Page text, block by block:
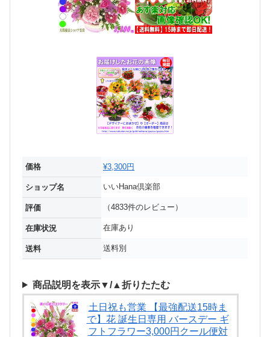
価格 ¥3,300円
ショップ名 いいHana倶楽部
評価 （4833件のレビュー）
在庫状況 在庫あり
送料 送料別
商品説明を表示▼/▲折りたたむ
土日祝も営業 【最強配送15時ま
で】花 誕生日専用 バースデー ギ
フトフラワー3,000円クール便対